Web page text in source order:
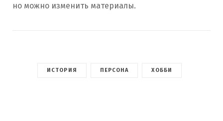
но можно изменить материалы.
ИСТОРИЯ ПЕРСОНА ХОББИ